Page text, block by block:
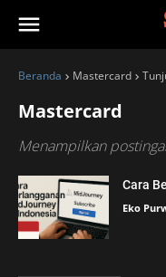
Beranda Mastercard
Mastercard
Menampilkan
Cara
Eko